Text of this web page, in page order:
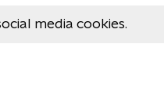
media cookies.